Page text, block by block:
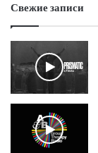
Свежие записи